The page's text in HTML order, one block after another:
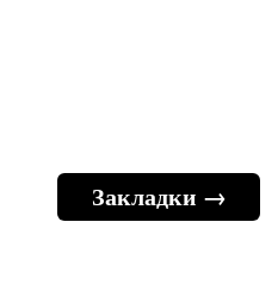
Закладки →